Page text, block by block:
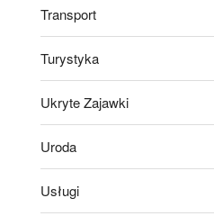
Transport
Turystyka
Ukryte Zajawki
Uroda
Usługi